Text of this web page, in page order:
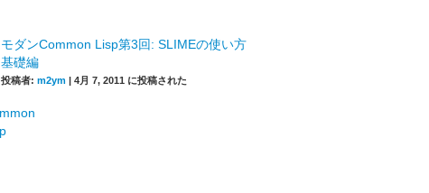
モダンCommon Lisp第3回: SLIMEの使い方
基礎編
投稿者:m2ym |4月 7, 2011 に投稿された